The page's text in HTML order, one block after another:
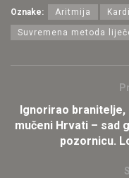
Oznake: Aritmija
Suvremena metoda
Ignorirao branitelje,
mučeni Hrvati – sad
pozornicu.